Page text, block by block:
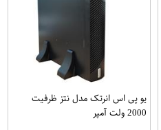
یو پی اس انرتک مدل نتز ظرفیت
2000 ولت آمپر